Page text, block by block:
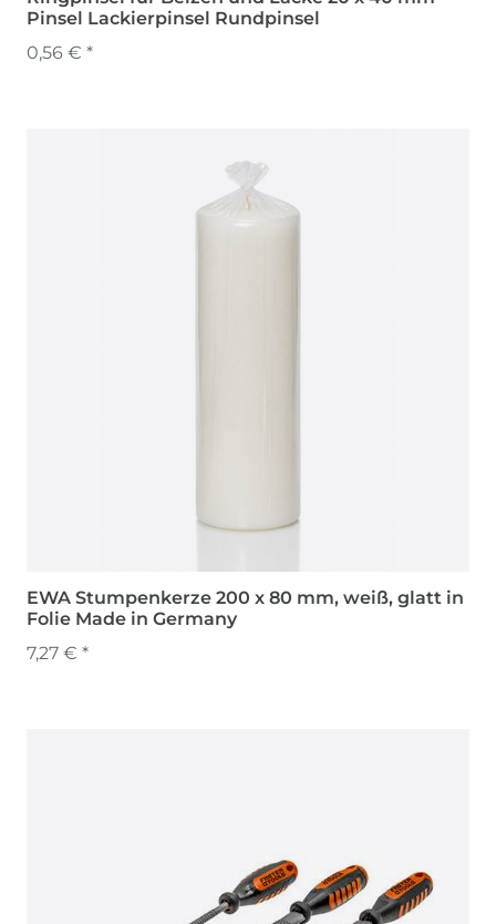
Pinsel Lackierpinsel Rundpinsel
0,56 € *
EWA Stumpenkerze 200 x 80 mm, weiß, glatt in
Folie Made in Germany
7,27 € *